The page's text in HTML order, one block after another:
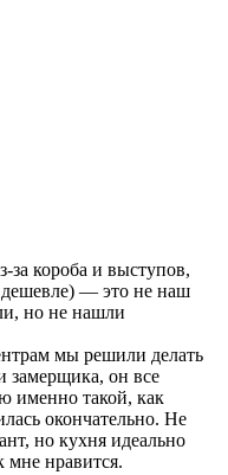
за короба и выступов,
дешевле) — это не наш
но не нашли
мы решили делать
замерщика, он все
именно такой, как
окончательно. Не
но кухня идеально
мне нравится.